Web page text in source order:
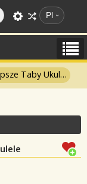
Pl
Taby Ukulele